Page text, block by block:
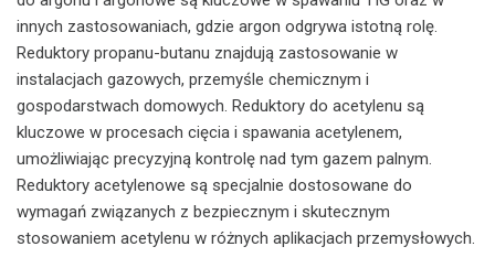
innych zastosowaniach, gdzie argon odgrywa istotną rolę.
Reduktory propanu-butanu znajdują zastosowanie w
instalacjach gazowych, przemyśle chemicznym i
gospodarstwach domowych. Reduktory do acetylenu są
kluczowe w procesach cięcia i spawania acetylenem,
umożliwiając precyzyjną kontrolę nad tym gazem palnym.
Reduktory acetylenowe są specjalnie dostosowane do
wymagań związanych z bezpiecznym i skutecznym
stosowaniem acetylenu w różnych aplikacjach przemysłowych.